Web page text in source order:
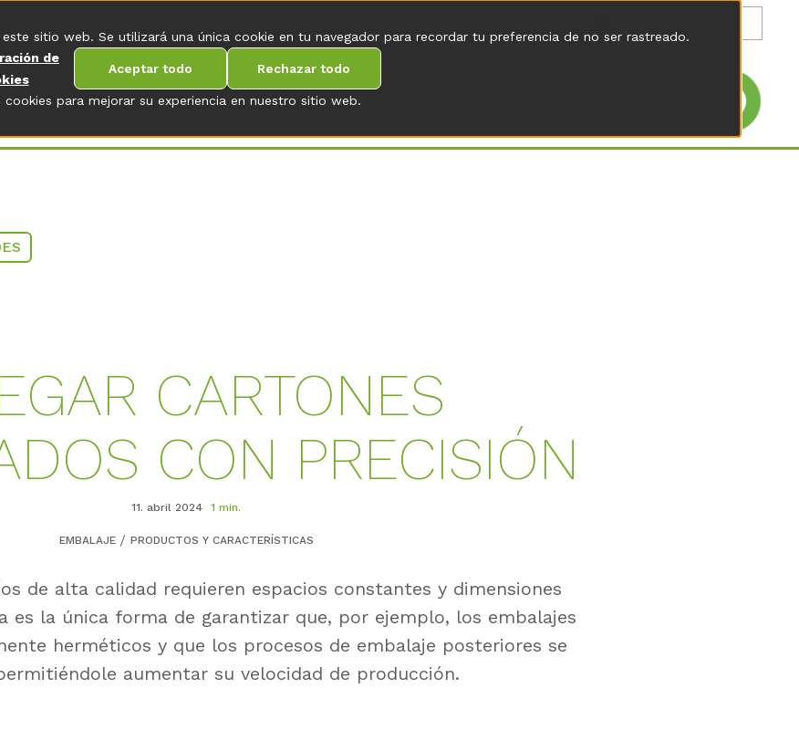
cookies para mejorar su experiencia en nuestro sitio web.
sitio web. Se utilizará una única cookie en tu navegador para recordar tu preferencia de no ser rastreado.
de
Aceptar todo Rechazar todo
CARTONES
CON PRECISIÓN
11. abril 2024 1 min.
EMBALAJE PRODUCTOS Y CARACTERÍSTICAS
de alta calidad requieren espacios constantes y dimensiones
es la única forma de garantizar que, por ejemplo, los embalajes
herméticos y que los procesos de embalaje posteriores se
aumentar su velocidad de producción.